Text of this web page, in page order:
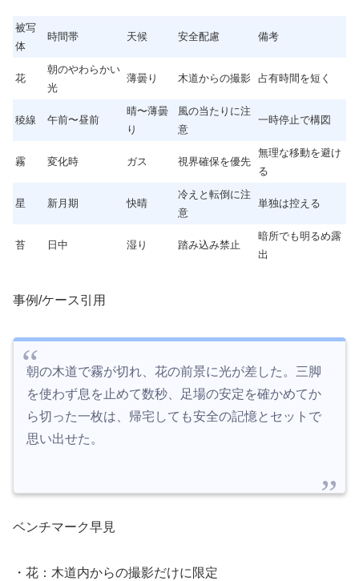
被写
体
時間帯 天候 安全配慮 備考
花
朝のやわらかい
光
薄曇り 木道からの撮影 占有時間を短く
稜線 午前〜昼前
晴〜薄曇
り
風の当たりに注
意
一時停止で構図
霧 変化時 ガス 視界確保を優先
無理な移動を避け
る
星 新月期 快晴
冷えと転倒に注
意
単独は控える
苔 日中 湿り 踏み込み禁止
暗所でも明るめ露
出
事例/ケース引用
朝の木道で霧が切れ、花の前景に光が差した。三脚
を使わず息を止めて数秒、足場の安定を確かめてか
ら切った一枚は、帰宅しても安全の記憶とセットで
思い出せた。
ベンチマーク早見
・花：木道内からの撮影だけに限定